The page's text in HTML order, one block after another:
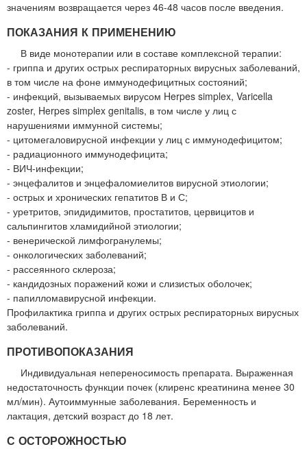
значениям возвращается через 46-48 часов после введения.
ПОКАЗАНИЯ К ПРИМЕНЕНИЮ
В виде монотерапии или в составе комплексной терапии:
- гриппа и других острых респираторных вирусных заболеваний,
в том числе на фоне иммунодефицитных состояний;
- инфекций, вызываемых вирусом Herpes simplex, Varicella
zoster, Herpes simplex genitalis, в том числе у лиц с
нарушениями иммунной системы;
- цитомегаловирусной инфекции у лиц с иммунодефицитом;
- радиационного иммунодефицита;
- ВИЧ-инфекции;
- энцефалитов и энцефаломиелитов вирусной этиологии;
- острых и хронических гепатитов В и С;
- уретритов, эпидидимитов, простатитов, цервицитов и
сальпингитов хламидийной этиологии;
- венерической лимфогранулемы;
- онкологических заболеваний;
- рассеянного склероза;
- кандидозных поражений кожи и слизистых оболочек;
- папилломавирусной инфекции.
Профилактика гриппа и других острых респираторных вирусных
заболеваний.
ПРОТИВОПОКАЗАНИЯ
Индивидуальная непереносимость препарата. Выраженная
недостаточность функции почек (клиренс креатинина менее 30
мл/мин). Аутоиммунные заболевания. Беременность и
лактация, детский возраст до 18 лет.
С ОСТОРОЖНОСТЬЮ